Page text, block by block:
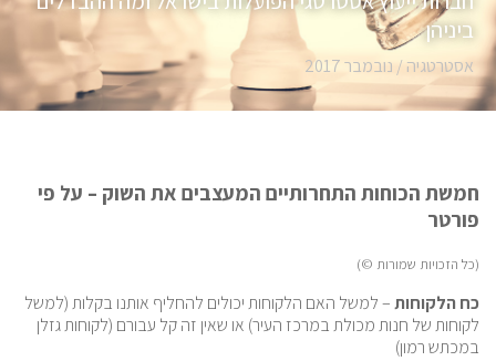
ביניהן
אסטרטגיה /נובמבר 2017
חמשת הכוחות התחרותיים המעצבים את השוק – על פי
פורטר
(כל הזכויות שמורות ©)
כח הלקוחות– למשל האם הלקוחות יכולים להחליף אותנו בקלות (למשל
לקוחות של חנות מכולת במרכז העיר) או שאין זה קל עבורם (לקוחות גזלן
במכתש רמון)